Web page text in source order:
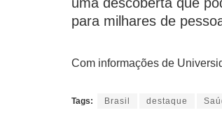
para milhares de
Com informações de
Tags: Brasil destaque